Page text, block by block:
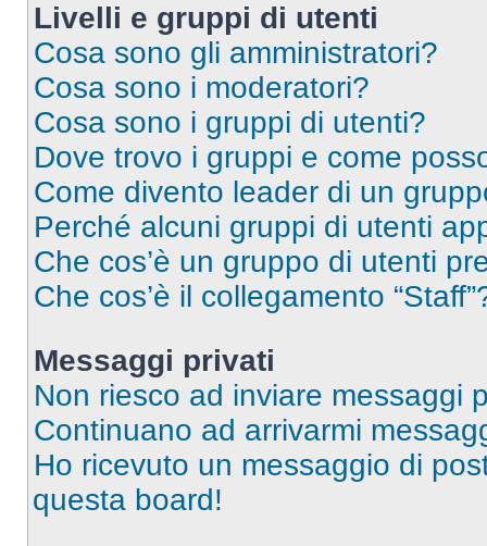
Livelli e gruppi di utenti
Cosa sono gli amministratori?
Cosa sono i moderatori?
Cosa sono i gruppi di utenti?
Dove trovo i gruppi e come
Come divento leader di un
Perché alcuni gruppi di utenti
Che cos’è un gruppo di utenti
Che cos’è il collegamento
Messaggi privati
Non riesco ad inviare messaggi
Continuano ad arrivarmi
Ho ricevuto un messaggio di
questa board!